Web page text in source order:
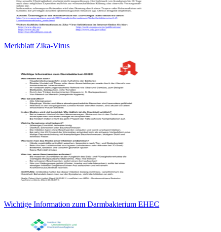
Merkblatt Zika-Virus
Wichtige Information zum Darmbakterium EHEC